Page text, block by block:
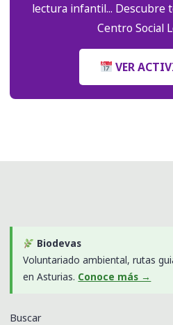
lectura infantil... Descubre
Centro Social
VER
Biodevas
Voluntariado ambiental, rutas
en Asturias. Conoce más →
Buscar